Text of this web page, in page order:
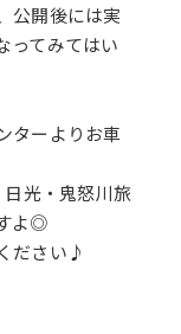
公開後には実
ってみてはい
ターよりお車
光・鬼怒川旅
よ◎
ださい♪